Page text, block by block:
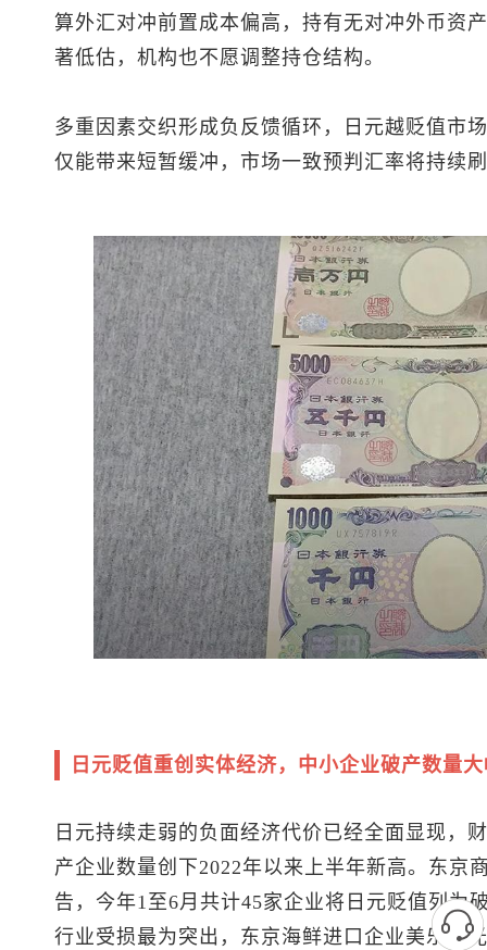
算外汇对冲前置成本偏高，持有无对冲外币资
著低估，机构也不愿调整持仓结构。
多重因素交织形成负反馈循环，日元越贬值市
仅能带来短暂缓冲，市场一致预判汇率将持续
日元贬值重创实体经济，中小企业破产数量
日元持续走弱的负面经济代价已经全面显现，
产企业数量创下2022年以来上半年新高。东京
告，今年1至6月共计45家企业将日元贬值列为
行业受损最为突出，东京海鲜进口企业美乐时